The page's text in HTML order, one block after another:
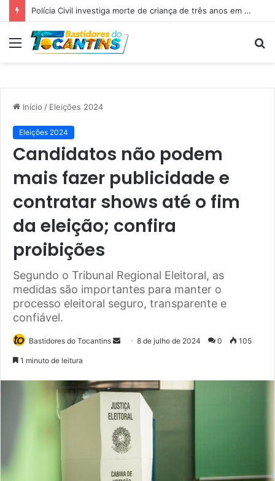
Polícia Civil investiga morte de criança de três anos em Palmas; pai é suspeito de agressão
Menu
Início / Eleições 2024
Eleições 2024
Candidatos não podem
mais fazer publicidade e
contratar shows até o fim
da eleição; confira
proibições
Segundo o Tribunal Regional Eleitoral, as
medidas são importantes para manter o
processo eleitoral seguro, transparente e
confiável.
Bastidores do Tocantins
d
u
m
e
m
8 de julho de 2024 0 105
1 minuto de leitura